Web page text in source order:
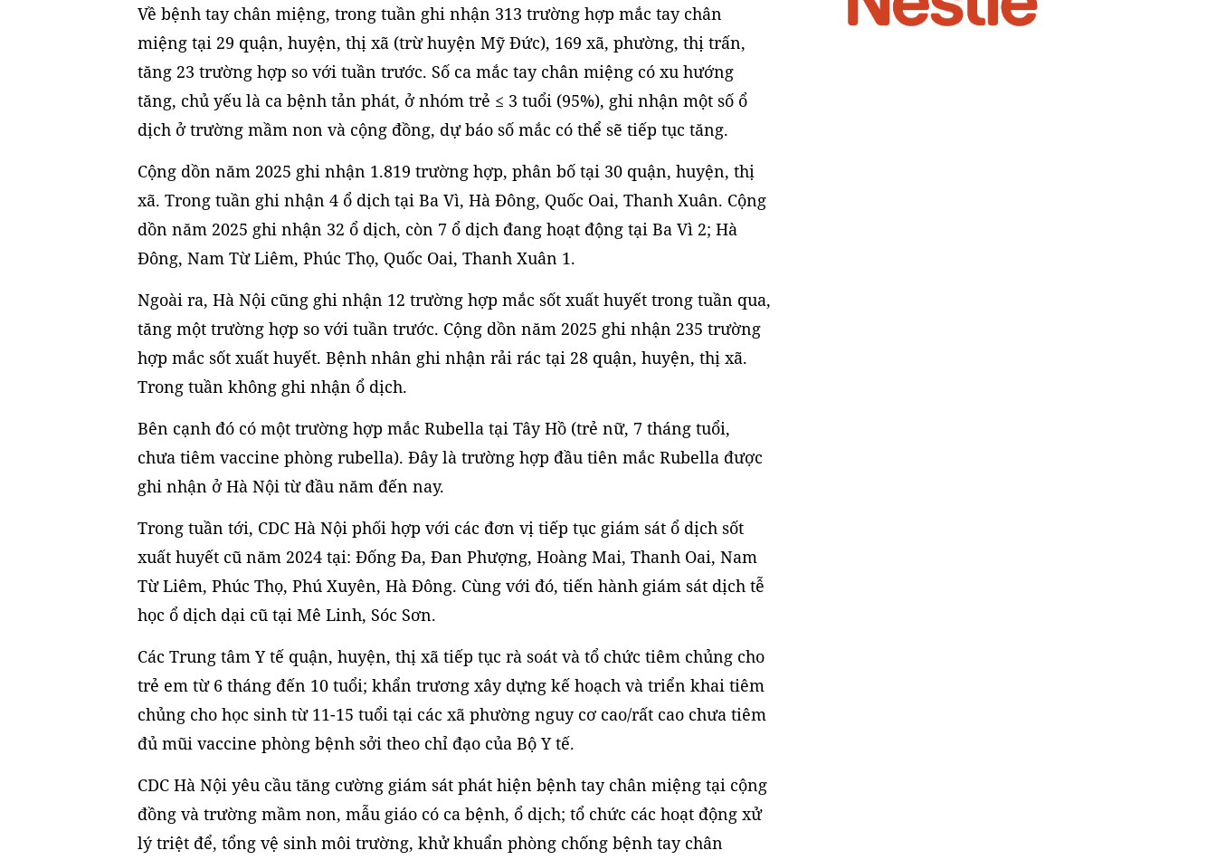
Về bệnh tay chân miệng, trong tuần ghi nhận 313 trường hợp mắc tay chân
miệng tại 29 quận, huyện, thị xã (trừ huyện Mỹ Đức), 169 xã, phường, thị trấn,
tăng 23 trường hợp so với tuần trước. Số ca mắc tay chân miệng có xu hướng
tăng, chủ yếu là ca bệnh tản phát, ở nhóm trẻ ≤ 3 tuổi (95%), ghi nhận một số ổ
dịch ở trường mầm non và cộng đồng, dự báo số mắc có thể sẽ tiếp tục tăng.
Cộng dồn năm 2025 ghi nhận 1.819 trường hợp, phân bố tại 30 quận, huyện, thị
xã. Trong tuần ghi nhận 4 ổ dịch tại Ba Vì, Hà Đông, Quốc Oai, Thanh Xuân. Cộng
dồn năm 2025 ghi nhận 32 ổ dịch, còn 7 ổ dịch đang hoạt động tại Ba Vì 2; Hà
Đông, Nam Từ Liêm, Phúc Thọ, Quốc Oai, Thanh Xuân 1.
Ngoài ra, Hà Nội cũng ghi nhận 12 trường hợp mắc sốt xuất huyết trong tuần qua,
tăng một trường hợp so với tuần trước. Cộng dồn năm 2025 ghi nhận 235 trường
hợp mắc sốt xuất huyết. Bệnh nhân ghi nhận rải rác tại 28 quận, huyện, thị xã.
Trong tuần không ghi nhận ổ dịch.
Bên cạnh đó có một trường hợp mắc Rubella tại Tây Hồ (trẻ nữ, 7 tháng tuổi,
chưa tiêm vaccine phòng rubella). Đây là trường hợp đầu tiên mắc Rubella được
ghi nhận ở Hà Nội từ đầu năm đến nay.
Trong tuần tới, CDC Hà Nội phối hợp với các đơn vị tiếp tục giám sát ổ dịch sốt
xuất huyết cũ năm 2024 tại: Đống Đa, Đan Phượng, Hoàng Mai, Thanh Oai, Nam
Từ Liêm, Phúc Thọ, Phú Xuyên, Hà Đông. Cùng với đó, tiến hành giám sát dịch tễ
học ổ dịch dại cũ tại Mê Linh, Sóc Sơn.
Các Trung tâm Y tế quận, huyện, thị xã tiếp tục rà soát và tổ chức tiêm chủng cho
trẻ em từ 6 tháng đến 10 tuổi; khẩn trương xây dựng kế hoạch và triển khai tiêm
chủng cho học sinh từ 11-15 tuổi tại các xã phường nguy cơ cao/rất cao chưa tiêm
đủ mũi vaccine phòng bệnh sởi theo chỉ đạo của Bộ Y tế.
CDC Hà Nội yêu cầu tăng cường giám sát phát hiện bệnh tay chân miệng tại cộng
đồng và trường mầm non, mẫu giáo có ca bệnh, ổ dịch; tổ chức các hoạt động xử
lý triệt để, tổng vệ sinh môi trường, khử khuẩn phòng chống bệnh tay chân